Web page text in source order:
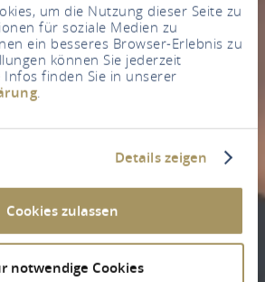
um die Nutzung dieser Seite zu
für soziale Medien zu
ein besseres Browser-Erlebnis zu
können Sie jederzeit
Infos finden Sie in unserer
.
Details zeigen
Cookies zulassen
notwendige Cookies